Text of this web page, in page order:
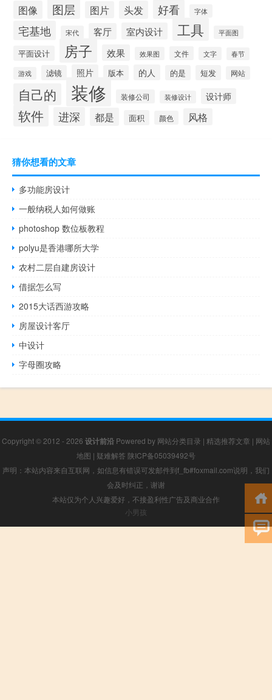
图像 图层 图片 头发 好看 字体
宅基地 宋代 客厅 室内设计 工具 平面图
平面设计 房子 效果 效果图 文件 文字 春节
游戏 滤镜 照片 版本 的人 的是 短发 网站
自己的 装修 装修公司 装修设计 设计师
软件 进深 都是 面积 颜色 风格
猜你想看的文章
多功能房设计
一般纳税人如何做账
photoshop 数位板教程
polyu是香港哪所大学
农村二层自建房设计
借据怎么写
2015大话西游攻略
房屋设计客厅
中设计
字母圈攻略
Copyright © 2012 - 2026 设计前沿 Powered by 网站分类目录 | 精选推荐文章 | 网站
地图 | 疑难解答 陕ICP备05039492号
声明：本站内容来自互联网，如信息有错误可发邮件到f_fb#foxmail.com说明，我们
会及时纠正，谢谢
本站仅为个人兴趣爱好，不接盈利性广告及商业合作
小男孩